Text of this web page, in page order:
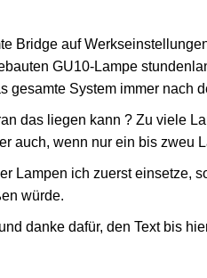
Bridge auf
GU10-Lampe
gesamte System immer nach
das liegen kann ? Zu viele
auch, wenn nur ein bis zweu
Lampen ich zuerst einsetze,
würde.
danke dafür, den Text bis